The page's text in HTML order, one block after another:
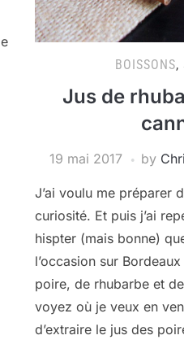
BOISSONS,
Jus de
19 mai 2017 by
J’ai voulu me préparer
curiosité. Et puis j’ai
hispter (mais bonne)
l’occasion sur
poire, de rhubarbe et
voyez où je veux en
d’extraire le jus des